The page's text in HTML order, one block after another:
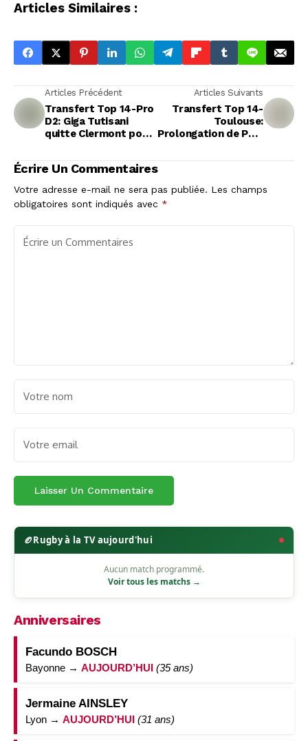
Articles Similaires :
Articles Précédent
Transfert Top 14-Pro
D2: Giga Tutisani
quitte Clermont pour
Articles Suivants
Transfert Top 14-
Toulouse:
Prolongation de Paul
Écrire Un Commentaires
Votre adresse e-mail ne sera pas publiée. Les champs
obligatoires sont indiqués avec *
🏉Rugby à la TV aujourd'hui
Aucun match programmé.
Voir tous les matchs →
Anniversaires
Facundo BOSCH
Bayonne → AUJOURD’HUI (35 ans)
Jermaine AINSLEY
Lyon → AUJOURD’HUI (31 ans)